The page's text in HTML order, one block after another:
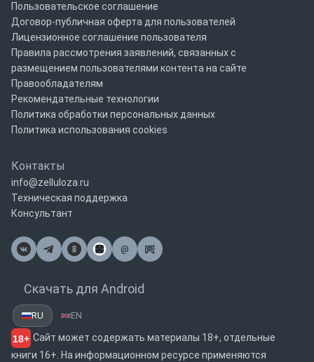
Пользовательское соглашение
Договор-публичная оферта для пользователей
Лицензионное соглашение пользователя
Правила рассмотрения заявлений, связанных с
размещением пользователями контента на сайте
Правообладателям
Рекомендательные технологии
Политика обработки персональных данных
Политика использования cookies
Контакты
info@zelluloza.ru
Техническая поддержка
Консультант
@
Почта
Скачать для Android
RU EN
18+ Сайт может содержать материалы 18+, отдельные
книги 16+. На информационном ресурсе применяются